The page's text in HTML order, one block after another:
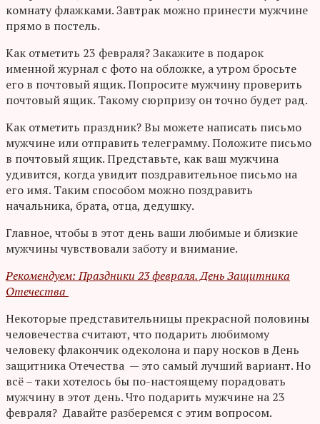
комнату флажками. Завтрак можно принести мужчине
прямо в постель.
Как отметить 23 февраля? Закажите в подарок
именной журнал с фото на обложке, а утром бросьте
его в почтовый ящик. Попросите мужчину проверить
почтовый ящик. Такому сюрпризу он точно будет рад.
Как отметить праздник? Вы можете написать письмо
мужчине или отправить телеграмму. Положите письмо
в почтовый ящик. Представьте, как ваш мужчина
удивится, когда увидит поздравительное письмо на
его имя. Таким способом можно поздравить
начальника, брата, отца, дедушку.
Главное, чтобы в этот день ваши любимые и близкие
мужчины чувствовали заботу и внимание.
Рекомендуем: Праздники 23 февраля. День Защитника
Отечества
Некоторые представительницы прекрасной половины
человечества считают, что подарить любимому
человеку флакончик одеколона и пару носков в День
защитника Отечества — это самый лучший вариант. Но
всё – таки хотелось бы по-настоящему порадовать
мужчину в этот день. Что подарить мужчине на 23
февраля? Давайте разберемся с этим вопросом.